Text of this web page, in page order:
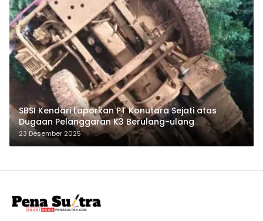
SBSI Kendari Laporkan PT Konutara Sejati atas
Dugaan Pelanggaran K3 Berulang-ulang
23 Desember 2025